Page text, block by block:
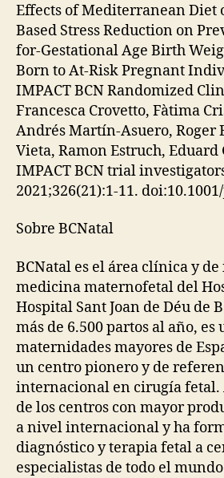
Effects of Mediterranean Diet
Based Stress Reduction on
for-Gestational Age Birth
Born to At-Risk Pregnant
IMPACT BCN Randomized
Francesca Crovetto, Fàtima
Andrés Martín-Asuero, Roger
Vieta, Ramon Estruch, Eduard
IMPACT BCN trial
2021;326(21):1-11.
Sobre BCNatal
BCNatal es el área clínica y
medicina maternofetal del
Hospital Sant Joan de Déu de
más de 6.500 partos al año, es
maternidades mayores de
un centro pionero y de
internacional en cirugía fetal.
de los centros con mayor
a nivel internacional y ha
diagnóstico y terapia fetal a
especialistas de todo el